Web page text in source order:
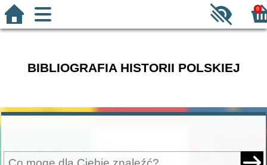
0
BIBLIOGRAFIA HISTORII POLSKIEJ